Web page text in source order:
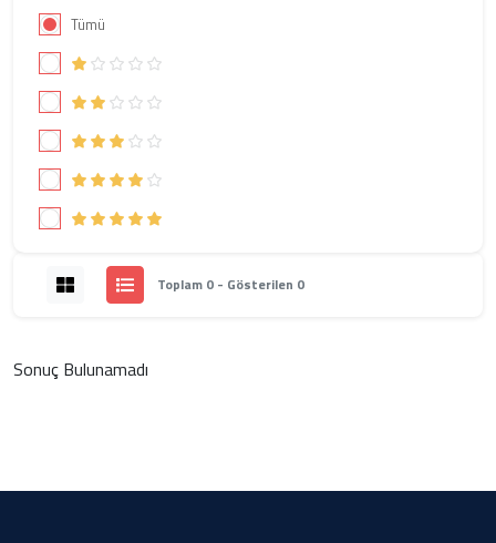
Tümü
Toplam 0 - Gösterilen 0
Sonuç Bulunamadı